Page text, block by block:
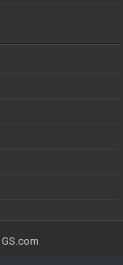
GS.com